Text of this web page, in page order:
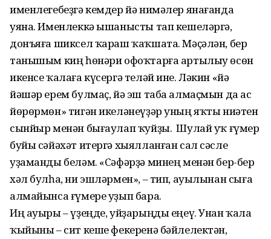
именлегебеҙгә кемдер йә нимәлер янағанда
уяна. Именлеккә ышанысты тап кешеләргә,
донъяға шиксел ҡараш ҡаҡшата. Мәҫәлән, бер
танышым киң һөнәри офоҡтарға артылыу өсөн
икенсе ҡалаға күсергә теләй ине. Ләкин «йә
йәшәр ерем булмаҫ, йә эш таба алмаҫмын да ас
йөрөрмөн» тигән икеләнеүҙәр уның яҡты ниәтен
сынйыр менән бығаулап ҡуйҙы. Шулай уҡ ғүмер
буйы сәйәхәт итергә хыялланған сал сәсле
уҙаманды беләм. «Сәфәрҙә минең менән бер-бер
хәл булһа, ни эшләрмен», – тип, ауылынан сыға
алмайынса ғүмере уҙып бара.
Иң ауыры – үҙеңде, уйҙарыңды еңеү. Унан ҡала
ҡыйыны – сит кеше фекеренә бәйлелектән,